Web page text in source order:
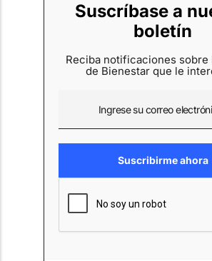
Suscríbase a
boletín
Reciba notificaciones sobre
de Bienestar que le